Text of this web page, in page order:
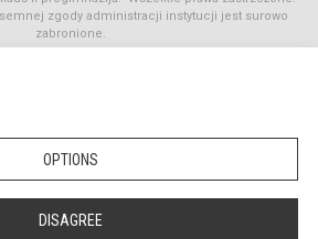
OPTIONS
DISAGREE
zgody administracji instytucji jest surowo
zabronione.